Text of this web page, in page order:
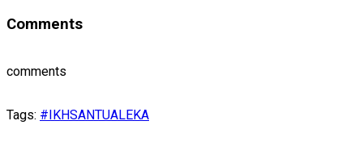
Comments
comments
Tags: #IKHSANTUALEKA